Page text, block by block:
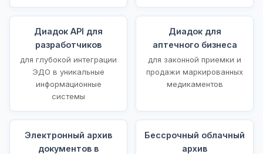
Диадок API для
разработчиков
для глубокой интеграции
ЭДО в уникальные
информационные
системы
Диадок для
аптечного бизнеса
для законной приемки и
продажи маркированных
медикаментов
Электронный архив
документов в
Бессрочный облачный
архив